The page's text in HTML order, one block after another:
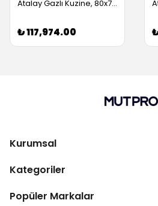
Atalay Gazlı Kuzine, 80x70 cm (Servis Garantili)
₺ 117,974.00
Kurumsal
Kategoriler
Popüler Markalar